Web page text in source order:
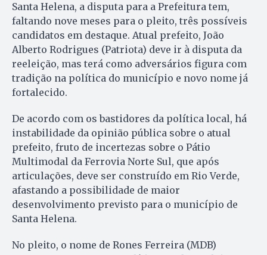
Santa Helena, a disputa para a Prefeitura tem,
faltando nove meses para o pleito, três possíveis
candidatos em destaque. Atual prefeito, João
Alberto Rodrigues (Patriota) deve ir à disputa da
reeleição, mas terá como adversários figura com
tradição na política do município e novo nome já
fortalecido.
De acordo com os bastidores da política local, há
instabilidade da opinião pública sobre o atual
prefeito, fruto de incertezas sobre o Pátio
Multimodal da Ferrovia Norte Sul, que após
articulações, deve ser construído em Rio Verde,
afastando a possibilidade de maior
desenvolvimento previsto para o município de
Santa Helena.
No pleito, o nome de Rones Ferreira (MDB)